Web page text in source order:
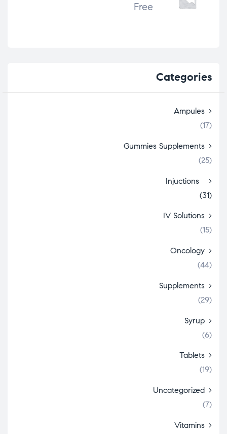
Free
Categories
Ampules
(17)
Gummies Supplements
(25)
Injuctions
(31)
IV Solutions
(15)
Oncology
(44)
Supplements
(29)
Syrup
(6)
Tablets
(19)
Uncategorized
(7)
Vitamins